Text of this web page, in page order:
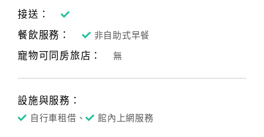
接送：
餐飲服務：
非自助式早餐
寵物可同房旅店： 無
設施與服務：
自行車租借、 館內上網服務